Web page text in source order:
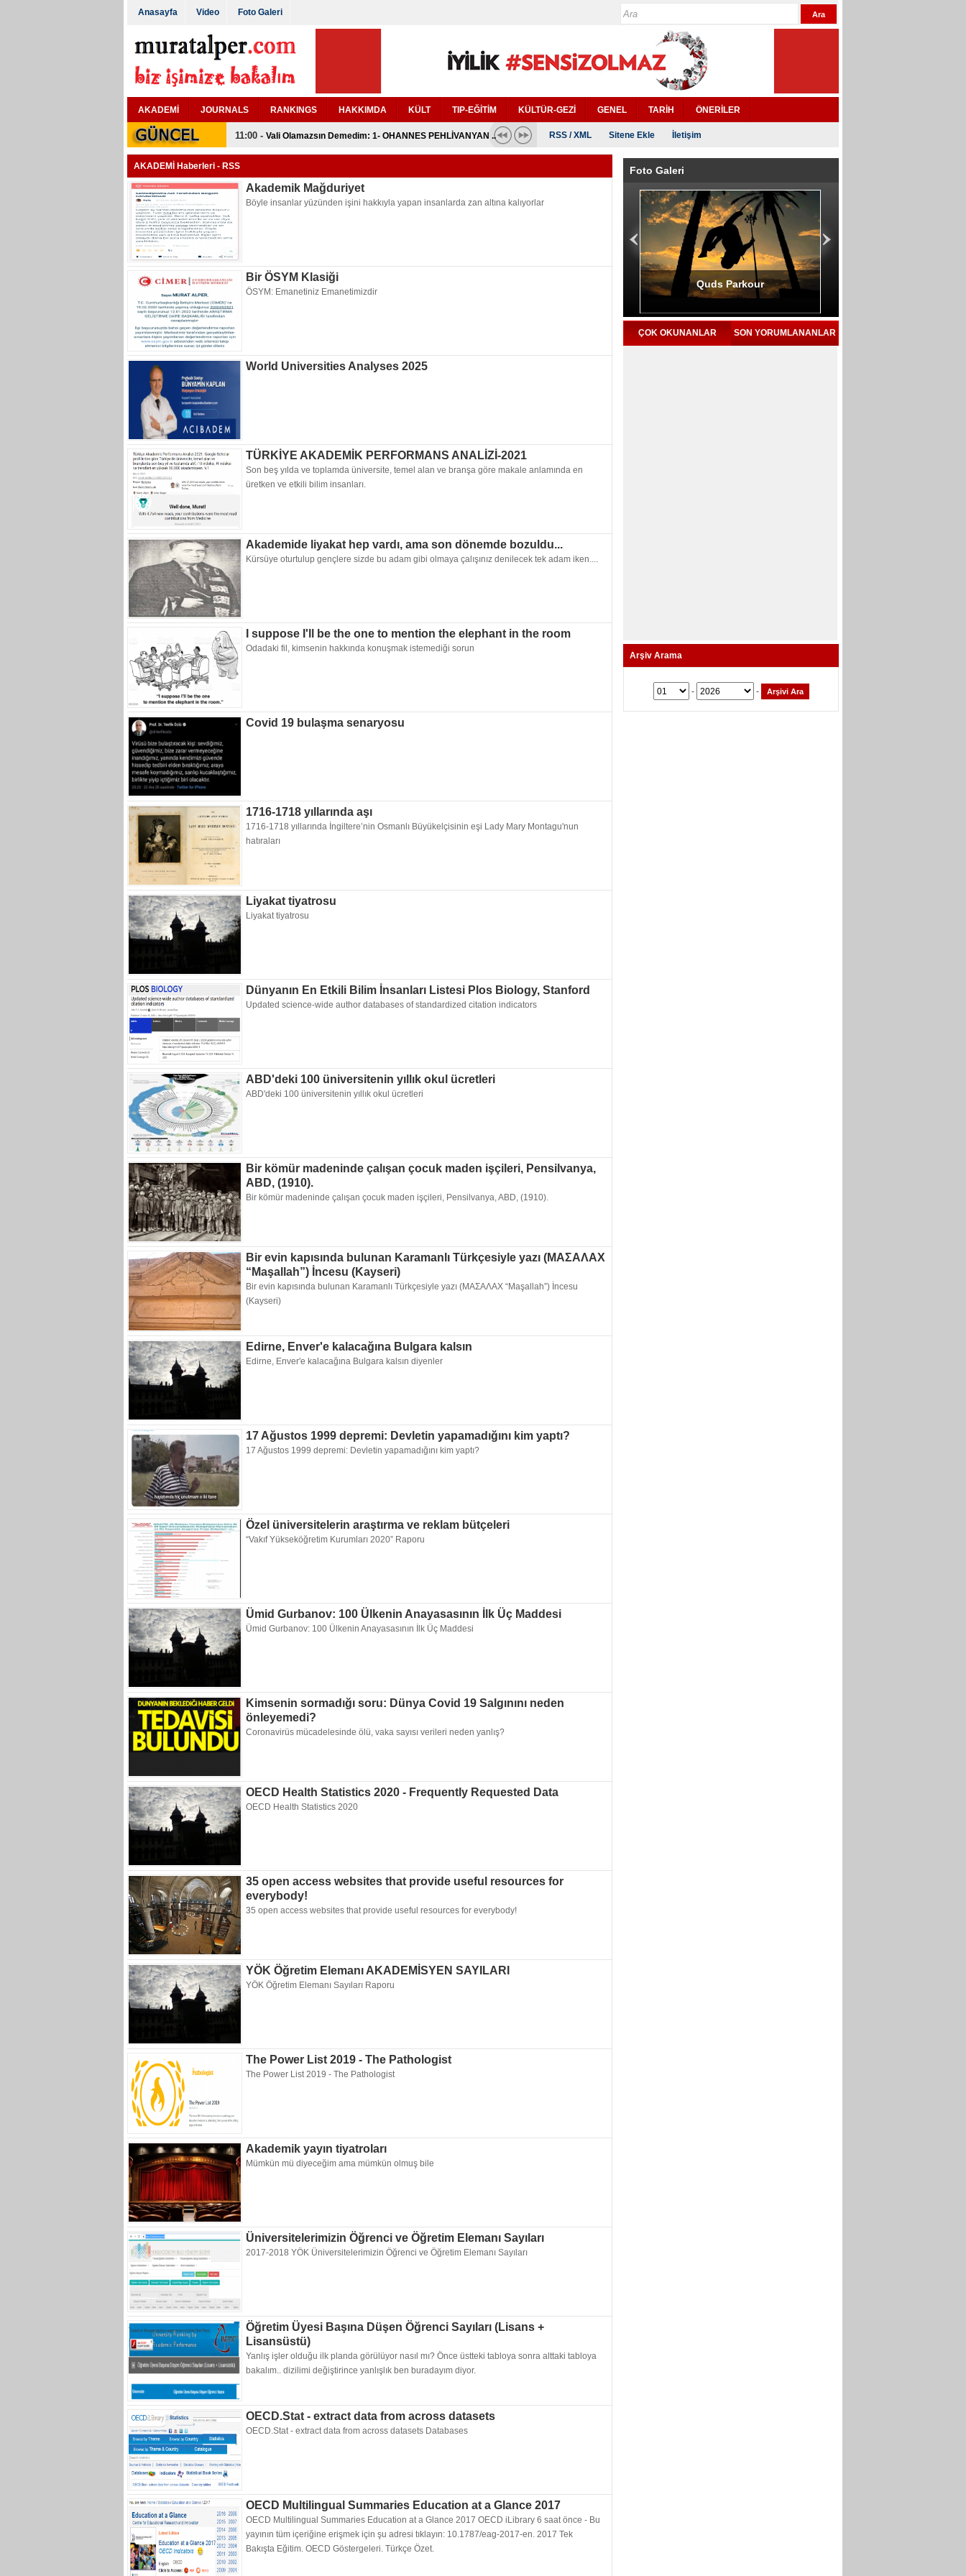
Anasayfa Video Foto Galeri
AKADEMİ JOURNALS RANKINGS HAKKIMDA KÜLT TIP-EĞİTİM KÜLTÜR-GEZİ GENEL TARİH ÖNERİLER
13:32 -Filantrokapitalizm Rockefeller, Ford - Gates Vakfı.. RSS /XML Sitene Ekle İletişim
AKADEMİ Haberleri - RSS
Akademik Mağduriyet
Böyle insanlar yüzünden işini hakkıyla yapan insanlarda zan altına kalıyorlar
Bir ÖSYM Klasiği
ÖSYM: Emanetiniz Emanetimizdir
World Universities Analyses 2025
TÜRKİYE AKADEMİK PERFORMANS ANALİZİ-2021
Son beş yılda ve toplamda üniversite, temel alan ve branşa göre makale anlamında en
üretken ve etkili bilim insanları.
Akademide liyakat hep vardı, ama son dönemde bozuldu...
Kürsüye oturtulup gençlere sizde bu adam gibi olmaya çalışınız denilecek tek adam iken....
I suppose I'll be the one to mention the elephant in the room
Odadaki fil, kimsenin hakkında konuşmak istemediği sorun
Covid 19 bulaşma senaryosu
1716-1718 yıllarında aşı
1716-1718 yıllarında İngiltere’nin Osmanlı Büyükelçisinin eşi Lady Mary Montagu'nun
hatıraları
Liyakat tiyatrosu
Liyakat tiyatrosu
Dünyanın En Etkili Bilim İnsanları Listesi Plos Biology, Stanford
Updated science-wide author databases of standardized citation indicators
ABD'deki 100 üniversitenin yıllık okul ücretleri
ABD'deki 100 üniversitenin yıllık okul ücretleri
Bir kömür madeninde çalışan çocuk maden işçileri, Pensilvanya,
ABD, (1910).
Bir kömür madeninde çalışan çocuk maden işçileri, Pensilvanya, ABD, (1910).
Bir evin kapısında bulunan Karamanlı Türkçesiyle yazı (MAΣAΛAΧ
“Maşallah”) İncesu (Kayseri)
Bir evin kapısında bulunan Karamanlı Türkçesiyle yazı (MAΣAΛAΧ “Maşallah”) İncesu
(Kayseri)
Edirne, Enver'e kalacağına Bulgara kalsın
Edirne, Enver'e kalacağına Bulgara kalsın diyenler
17 Ağustos 1999 depremi: Devletin yapamadığını kim yaptı?
17 Ağustos 1999 depremi: Devletin yapamadığını kim yaptı?
Özel üniversitelerin araştırma ve reklam bütçeleri
“Vakıf Yükseköğretim Kurumları 2020” Raporu
Ümid Gurbanov: 100 Ülkenin Anayasasının İlk Üç Maddesi
Ümid Gurbanov: 100 Ülkenin Anayasasının İlk Üç Maddesi
Kimsenin sormadığı soru: Dünya Covid 19 Salgınını neden
önleyemedi?
Coronavirüs mücadelesinde ölü, vaka sayısı verileri neden yanlış?
OECD Health Statistics 2020 - Frequently Requested Data
OECD Health Statistics 2020
35 open access websites that provide useful resources for
everybody!
35 open access websites that provide useful resources for everybody!
YÖK Öğretim Elemanı AKADEMİSYEN SAYILARI
YÖK Öğretim Elemanı Sayıları Raporu
The Power List 2019 - The Pathologist
The Power List 2019 - The Pathologist
Akademik yayın tiyatroları
Mümkün mü diyeceğim ama mümkün olmuş bile
Üniversitelerimizin Öğrenci ve Öğretim Elemanı Sayıları
2017-2018 YÖK Üniversitelerimizin Öğrenci ve Öğretim Elemanı Sayıları
Öğretim Üyesi Başına Düşen Öğrenci Sayıları (Lisans +
Lisansüstü)
Yanlış işler olduğu ilk planda görülüyor nasıl mı? Önce üstteki tabloya sonra alttaki tabloya
bakalım.. dizilimi değiştirince yanlışlık ben buradayım diyor.
OECD.Stat - extract data from across datasets
OECD.Stat - extract data from across datasets Databases
OECD Multilingual Summaries Education at a Glance 2017
OECD Multilingual Summaries Education at a Glance 2017 OECD iLibrary 6 saat önce - Bu
yayının tüm içeriğine erişmek için şu adresi tıklayın: 10.1787/eag-2017-en. 2017 Tek
Bakışta Eğitim. OECD Göstergeleri. Türkçe Özet.
Foto Galeri
Quds Parkour
ÇOK OKUNANLAR SON YORUMLANANLAR
Arşiv Arama
- -